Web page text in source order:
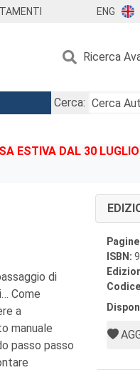
ENG
Ricerca
Cerca:
ESTIVA DAL 30
di
Come
a
manuale
passo passo
ISBN: